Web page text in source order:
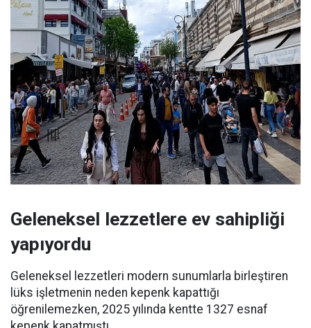
Geleneksel lezzetlere ev sahipliği
yapıyordu
Geleneksel lezzetleri modern sunumlarla birleştiren
lüks işletmenin neden kepenk kapattığı
öğrenilemezken, 2025 yılında kentte 1327 esnaf